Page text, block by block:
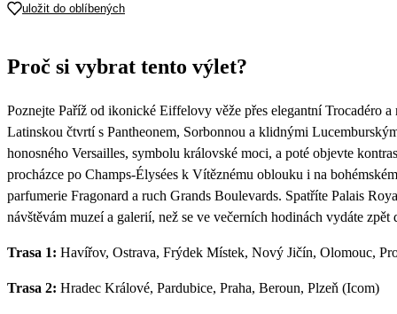
uložit do oblíbených
Proč si vybrat tento výlet?
Poznejte Paříž od ikonické Eiffelovy věže přes elegantní Trocadéro
Latinskou čtvrtí s Pantheonem, Sorbonnou a klidnými
honosného Versailles, symbolu královské moci, a poté objevte
procházce po Champs-Élysées k Vítěznému oblouku i na
parfumerie Fragonard a ruch Grands Boulevards. Spatříte Palais
návštěvám muzeí a galerií, než se ve večerních hodinách vydáte zpět
Trasa 1: Havířov, Ostrava, Frýdek Místek, Nový Jičín, Olomouc,
Trasa 2: Hradec Králové, Pardubice, Praha, Beroun, Plzeň (Icom)